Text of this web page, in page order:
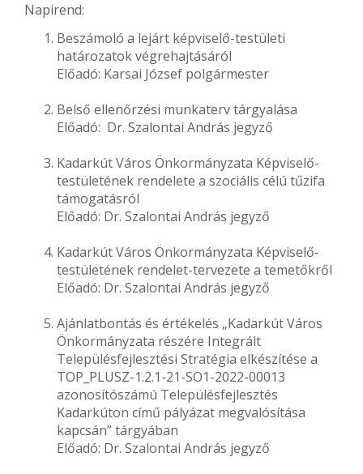
Napirend:
Beszámoló a lejárt képviselő-testületi
határozatok végrehajtásáról
Előadó: Karsai József polgármester
Belső ellenőrzési munkaterv tárgyalása
Előadó: Dr. Szalontai András jegyző
Kadarkút Város Önkormányzata Képviselő-
testületének rendelete a szociális célú tűzifa
támogatásról
Előadó: Dr. Szalontai András jegyző
Kadarkút Város Önkormányzata Képviselő-
testületének rendelet-tervezete a temetőkről
Előadó: Dr. Szalontai András jegyző
Ajánlatbontás és értékelés „Kadarkút Város
Önkormányzata részére Integrált
Településfejlesztési Stratégia elkészítése a
TOP_PLUSZ-1.2.1-21-SO1-2022-00013
azonosítószámú Településfejlesztés
Kadarkúton című pályázat megvalósítása
kapcsán” tárgyában
Előadó: Dr. Szalontai András jegyző